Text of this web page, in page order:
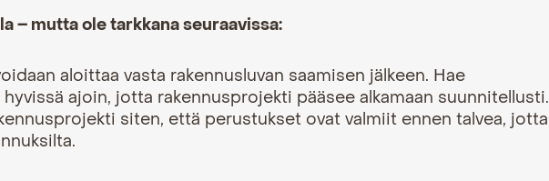
– mutta ole tarkkana seuraavissa:
aloittaa vasta rakennusluvan saamisen jälkeen. Hae
hyvissä ajoin, jotta rakennusprojekti pääsee alkamaan suunnitellusti.
siten, että perustukset ovat valmiit ennen talvea, jotta